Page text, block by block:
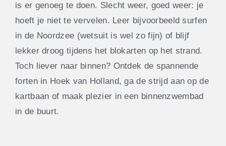
is er genoeg te doen. Slecht weer, goed weer: je
hoeft je niet te vervelen. Leer bijvoorbeeld surfen
in de Noordzee (wetsuit is wel zo fijn) of blijf
lekker droog tijdens het blokarten op het strand.
Toch liever naar binnen? Ontdek de spannende
forten in Hoek van Holland, ga de strijd aan op de
kartbaan of maak plezier in een binnenzwembad
in de buurt.